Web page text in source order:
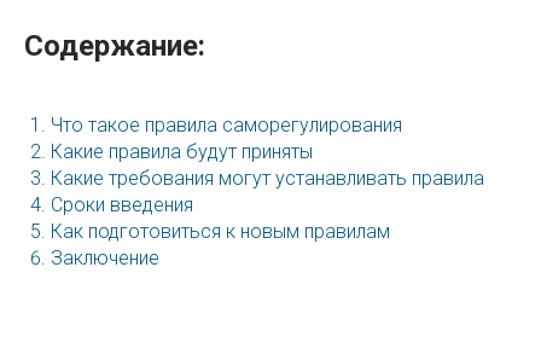
Содержание:
Что такое правила саморегулирования
Какие правила будут приняты
Какие требования могут устанавливать правила
Сроки введения
Как подготовиться к новым правилам
Заключение